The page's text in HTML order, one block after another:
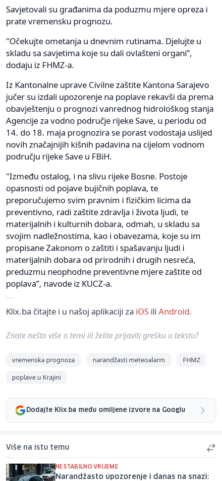
Savjetovali su građanima da poduzmu mjere opreza i
prate vremensku prognozu.
"Očekujte ometanja u dnevnim rutinama. Djelujte u
skladu sa savjetima koje su dali ovlašteni organi”,
dodaju iz FHMZ-a.
Iz Kantonalne uprave Civilne zaštite Kantona Sarajevo
jučer su izdali upozorenje na poplave rekavši da prema
obavještenju o prognozi vanrednog hidrološkog stanja
Agencije za vodno područje rijeke Save, u periodu od
14. do 18. maja prognozira se porast vodostaja uslijed
novih značajnijih kišnih padavina na cijelom vodnom
području rijeke Save u FBiH.
"Između ostalog, i na slivu rijeke Bosne. Postoje
opasnosti od pojave bujičnih poplava, te
preporučujemo svim pravnim i fizičkim licima da
preventivno, radi zaštite zdravlja i života ljudi, te
materijalnih i kulturnih dobara, odmah, u skladu sa
svojim nadležnostima, kao i obavezama, koje su im
propisane Zakonom o zaštiti i spašavanju ljudi i
materijalnih dobara od prirodnih i drugih nesreća,
preduzmu neophodne preventivne mjere zaštite od
poplava”, navode iz KUCZ-a.
Klix.ba čitajte i u našoj aplikaciji za iOS ili Android.
Znate nešto više o temi ili želite prijaviti grešku u tekstu?
vremenska prognoza narandžasti meteoalarm
FHMZ
poplave u Krajini
Dodajte Klix.ba među omiljene izvore na Googlu
Više na istu temu
NESTABILNO VRIJEME
Narandžasto upozorenje i danas na snazi: